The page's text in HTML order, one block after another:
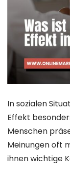
In sozialen
Effekt
Menschen
Meinungen oft
ihnen wichtige